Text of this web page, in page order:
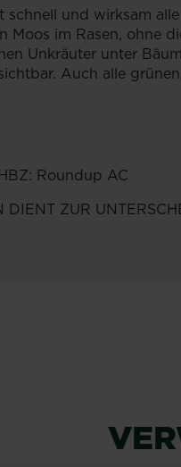
schnell und wirksam
Moos im Rasen, ohne
Unkräuter unter
Auch alle
Roundup AC
ZUR